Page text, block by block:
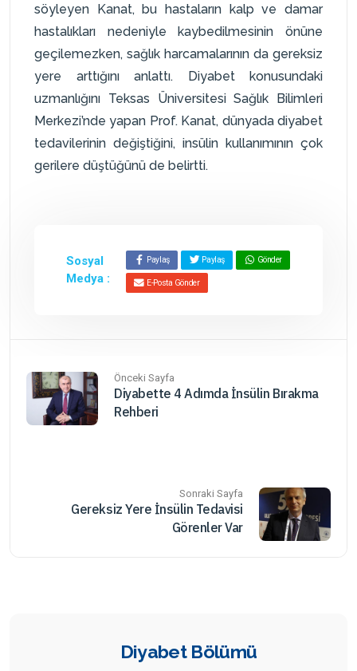
söyleyen Kanat, bu hastaların kalp ve damar
hastalıkları nedeniyle kaybedilmesinin önüne
geçilemezken, sağlık harcamalarının da gereksiz
yere arttığını anlattı. Diyabet konusundaki
uzmanlığını Teksas Üniversitesi Sağlık Bilimleri
Merkezi’nde yapan Prof. Kanat, dünyada diyabet
tedavilerinin değiştiğini, insülin kullanımının çok
gerilere düştüğünü de belirtti.
Sosyal
Medya :
Paylaş Paylaş Gönder
E-Posta Gönder
Önceki Sayfa
Diyabette 4 Adımda İnsülin Bırakma
Rehberi
Sonraki Sayfa
Gereksiz Yere İnsülin Tedavisi
Görenler Var
Diyabet Bölümü